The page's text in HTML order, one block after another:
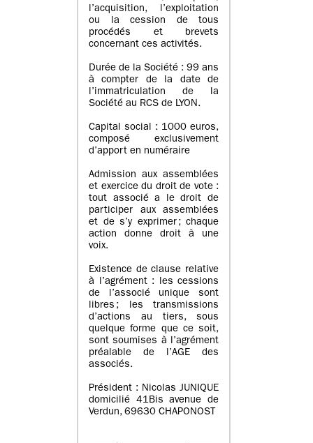
l’acquisition, l’exploitation
ou la cession de tous
procédés et brevets
concernant ces activités.
Durée de la Société : 99 ans
à compter de la date de
l’immatriculation de la
Société au RCS de LYON.
Capital social : 1000 euros,
composé exclusivement
d’apport en numéraire
Admission aux assemblées
et exercice du droit de vote :
tout associé a le droit de
participer aux assemblées
et de s’y exprimer ; chaque
action donne droit à une
voix.
Existence de clause relative
à l’agrément : les cessions
de l’associé unique sont
libres ; les transmissions
d’actions au tiers, sous
quelque forme que ce soit,
sont soumises à l’agrément
préalable de l’AGE des
associés.
Président : Nicolas JUNIQUE
domicilié 41Bis avenue de
Verdun, 69630 CHAPONOST